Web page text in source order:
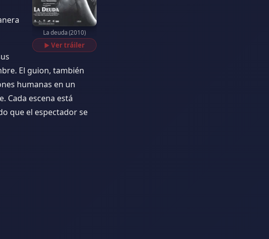
La deuda (2010)
▶ Ver tráiler
El guion, también
humanas en un
Cada escena está
que el espectador se